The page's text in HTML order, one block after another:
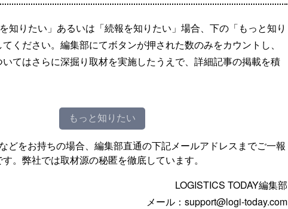
知りたい」あるいは「続報を知りたい」場合、下の「もっと知り
ください。編集部にてボタンが押された数のみをカウントし、
てはさらに深掘り取材を実施したうえで、詳細記事の掲載を積
もっと知りたい
どをお持ちの場合、編集部直通の下記メールアドレスまでご一報
。弊社では取材源の秘匿を徹底しています。
LOGISTICS TODAY編集部
メール：support@logi-today.com